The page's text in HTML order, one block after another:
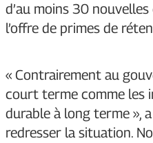
d’au moins 30
l’offre de primes de
« Contrairement au
court terme comme les
durable à long terme »,
redresser la situation.